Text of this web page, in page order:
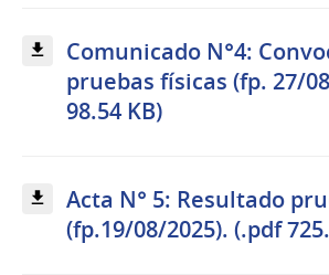
Comunicado N°4:
pruebas físicas (fp. 27/
98.54 KB)
Acta N° 5: Resultado
(fp.19/08/2025). (.pdf